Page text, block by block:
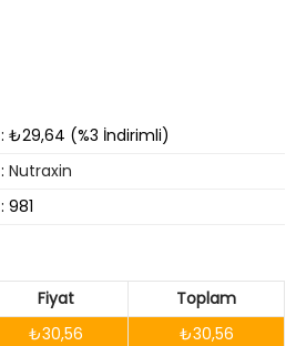
: ₺29,64 (%3 İndirimli)
: Nutraxin
: 981
Fiyat
Toplam
₺30,56
₺30,56